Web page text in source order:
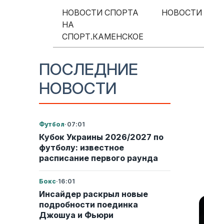
Перейти к содержимому
Меню навигации
НОВОСТИ СПОРТА
НА
СПОРТ.КАМЕНСКОЕ
НОВОСТИ
ПОСЛЕДНИЕ
НОВОСТИ
Футбол· 07:01
Кубок Украины 2026/2027 по
футболу: известное
расписание первого раунда
Бокс·16:01
Инсайдер раскрыл новые
подробности поединка
Джошуа и Фьюри